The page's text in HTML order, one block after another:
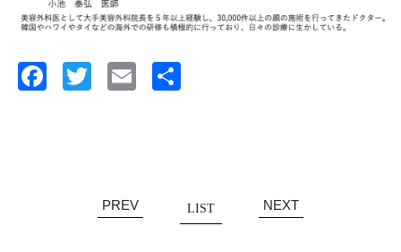
Facebook
TwitterEmail
PREV LIST NEXT